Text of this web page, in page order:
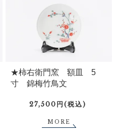
★柿右衛門窯 額皿 5
寸 錦梅竹鳥文
27,500円(税込)
MORE